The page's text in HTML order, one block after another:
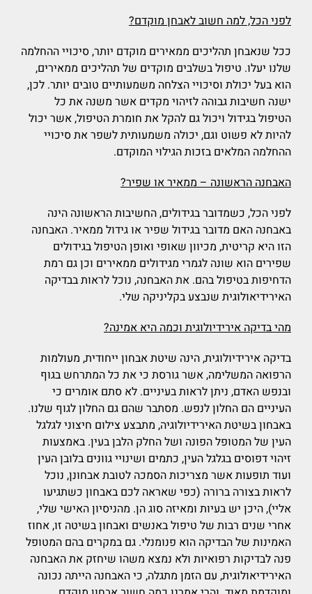
לפני הכל, למה חשוב לאבחן מוקדם?
ככל שנאבחן תהליכים ממאירים מוקדם יותר, סיכויי ההחלמה
שלנו יעלו. טיפול בשלבים מוקדים של תהליכים ממאירים,
הוא בעל יכולת וסיכויי הצלחה משמעותיים טובים יותר. לכן,
ישנה חשיבות גבוהה לזיהוי מקדים אשר משנה את כל
הטיפול בגידול ויכול גם להקל את חומרת הטיפול, אשר יכול
להיות לא פשוט וגם, יכולה משמעותית לשפר את סיכויי
ההחלמה המלאים בזכות הגילוי המוקדם.
האבחנה הראשונה – ממאיר או שפיר?
לפני הכל, כשמדובר בגידולים, החשיבות הראשונה הינה
באבחנה האם מדובר בגידול שפיר או גידול ממאיר. האבחנה
הזו היא קריטית, מכיוון שאופי ואופן הטיפול בגידולים
שפירים הוא שונה לגמרי מגידולים ממאירים וכן גם רמת
הדחיפות בטיפול בהם. את האבחנה, נוכל לראות בבדיקה
האירידיאולוגית שנבצע בקליניקה שלי.
מהי בדיקה אירידיולוגית וכמה היא אמינה?
בדיקה אירידיולוגית, הינה שיטת אבחון ייחודית, מעולמות
הרפואה המשלימה, אשר גורסת כי את כל המתרחש בגוף
ובנפש האדם, ניתן לראות בעיניים. לא סתם אומרים כי
העיניים הם החלון לנפש. מסתבר שהם גם החלון לגוף שלנו.
באבחון בשיטת האירידיולוגיה, מתבצע צילום חיצוני לגלגל
העין של המטופל הפונה ושל החלק הלבן בעין. באמצעות
זיהוי דפוסים בגלגל העין, כתמים ושינויי גוונים בלובן העין
ועוד תופעות אשר מצריכות הסמכה לטובת אבחונן, נוכל
לראות בצורה ברורה (כפי שאראה לכם באבחון כשתגיעו
אליי), היכן יש בעיות ומאיזה סוג הן. מהניסיון האישי שלי,
אחרי שנים רבות של טיפול באנשים ואבחון בשיטה זו, אחוז
האמינות של הבדיקה הוא פנומנלי. גם במקרים בהם המטופל
פנה לבדיקות רפואיות ולא נמצא משהו שיחזק את האבחנה
האירידיאולוגית, עם הזמן מתגלה, כי האבחנה הייתה נכונה